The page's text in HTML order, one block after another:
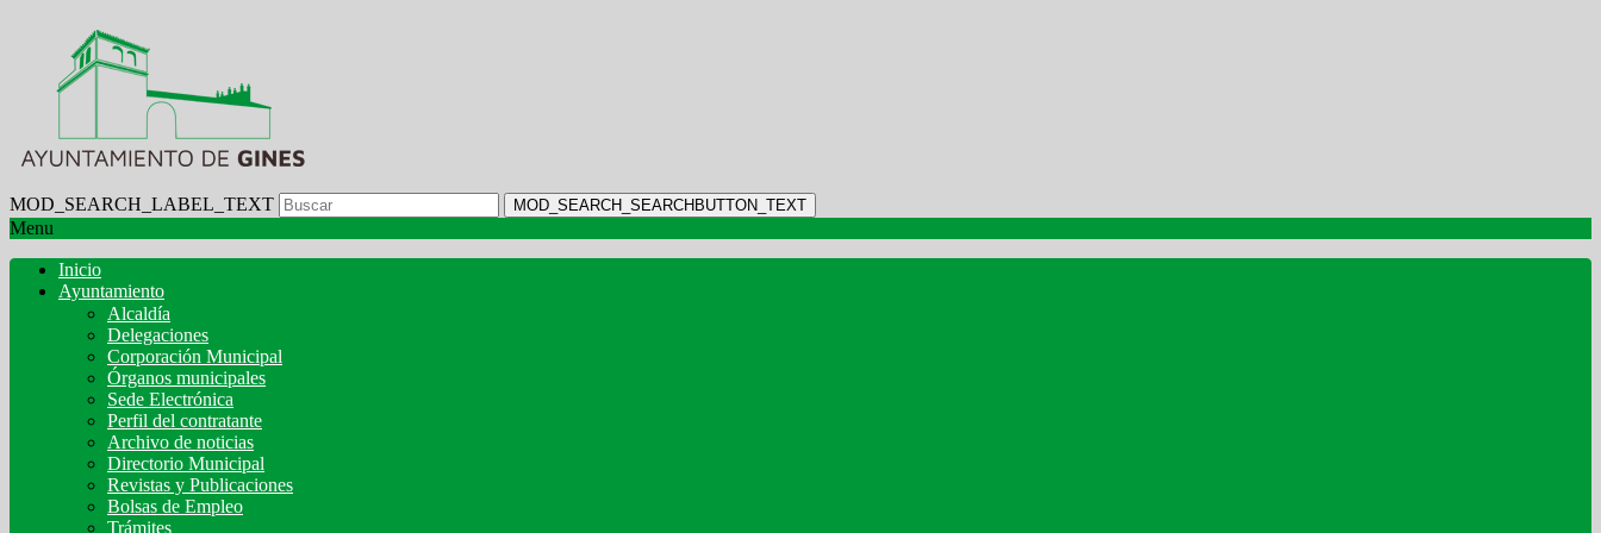
MOD_SEARCH_LABEL_TEXT MOD_SEARCH_SEARCHBUTTON_TEXT
Menu
Inicio
Ayuntamiento
Alcaldía
Delegaciones
Corporación Municipal
Órganos municipales
Sede Electrónica
Perfil del contratante
Archivo de noticias
Directorio Municipal
Revistas y Publicaciones
Bolsas de Empleo
Trámites